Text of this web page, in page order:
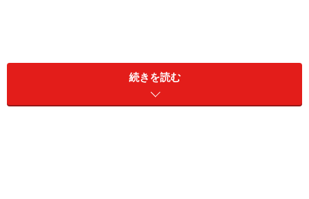
続きを読む